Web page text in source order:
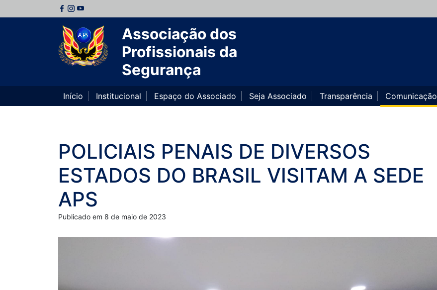
Associação dos
Profissionais da
Segurança
Início Institucional Espaço do Associado Seja Associado Transparência Comunicação
POLICIAIS PENAIS DE DIVERSOS
ESTADOS DO BRASIL VISITAM A SEDE
APS
Publicado em 8 de maio de 2023